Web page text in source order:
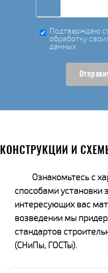
Подтверждаю
обработку
данных
КОНСТРУКЦИИ И
Ознакомьтесь с
способами установки
интересующих вас
возведении мы
стандартов
(СНиПы, ГОСТы).